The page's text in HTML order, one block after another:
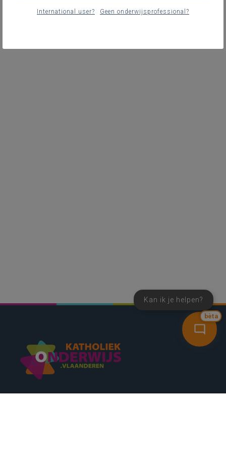
bèta
Kan ik je helpen?
International user? Geen onderwijsprofessional?